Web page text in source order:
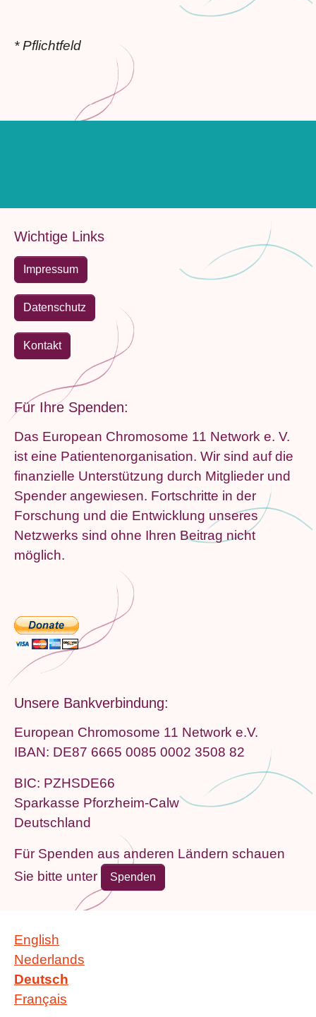
* Pflichtfeld
Wichtige Links
Impressum
Datenschutz
Kontakt
Für Ihre Spenden:
Das European Chromosome 11 Network e. V.
ist eine Patientenorganisation. Wir sind auf die
finanzielle Unterstützung durch Mitglieder und
Spender angewiesen. Fortschritte in der
Forschung und die Entwicklung unseres
Netzwerks sind ohne Ihren Beitrag nicht
möglich.
Unsere Bankverbindung:
European Chromosome 11 Network e.V.
IBAN: DE87 6665 0085 0002 3508 82
BIC: PZHSDE66
Sparkasse Pforzheim-Calw
Deutschland
Für Spenden aus anderen Ländern schauen
Sie bitte unter
Spenden
English
Nederlands
Deutsch
Français